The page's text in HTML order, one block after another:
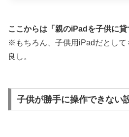
ここからは「親のiPadを子供に貸
※もちろん、子供用iPadだとして
良し。
子供が勝手に操作できない